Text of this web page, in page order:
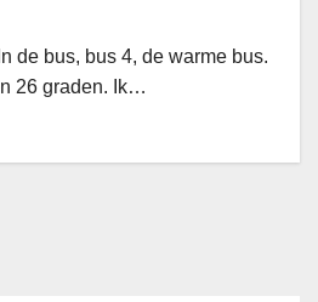
de bus, bus 4, de warme bus.
26 graden. Ik…